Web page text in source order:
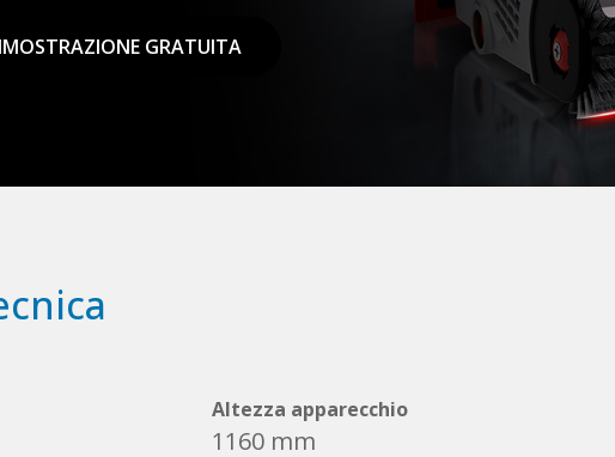
GRATUITA
Altezza apparecchio
1160 mm